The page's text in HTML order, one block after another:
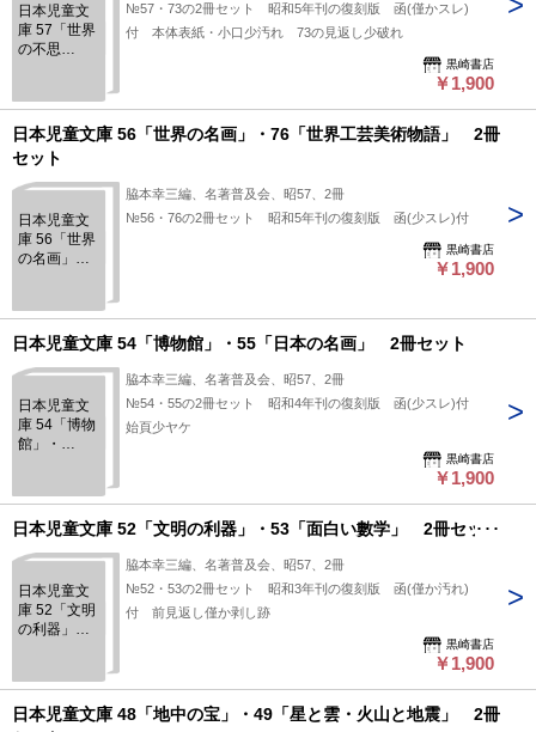
日本児童文
庫 57「世界
の不思
物語」 2冊
セット
№57・73の2冊セット 昭和5年刊の復刻版 函(僅かスレ)
付 本体表紙・小口少汚れ 73の見返し少破れ
黒崎書店
￥1,900
日本児童文庫 56「世界の名画」・76「世界工芸美術物語」 2冊
セット
日本児童文
庫 56「世界
の名画」・
語」 2冊セ
ット
脇本幸三編、名著普及会、昭57、2冊
№56・76の2冊セット 昭和5年刊の復刻版 函(少スレ)付
黒崎書店
￥1,900
日本児童文庫 54「博物館」・55「日本の名画」 2冊セット
日本児童文
庫 54「博物
館」・
セット
脇本幸三編、名著普及会、昭57、2冊
№54・55の2冊セット 昭和4年刊の復刻版 函(少スレ)付
始頁少ヤケ
黒崎書店
￥1,900
日本児童文庫 52「文明の利器」・53「面白い數学」 2冊セット
日本児童文
庫 52「文明
の利器」・
セット
脇本幸三編、名著普及会、昭57、2冊
№52・53の2冊セット 昭和3年刊の復刻版 函(僅か汚れ)
付 前見返し僅か剥し跡
黒崎書店
￥1,900
日本児童文庫 48「地中の宝」・49「星と雲・火山と地震」 2冊